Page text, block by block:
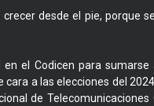
desde el pie, porque
el Codicen para
a las elecciones del
de